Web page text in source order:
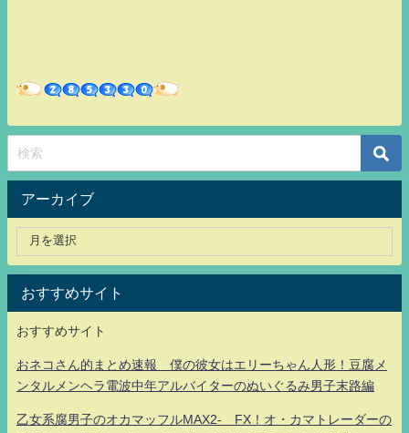
アーカイブ
おすすめサイト
おすすめサイト
おネコさん的まとめ速報 僕の彼女はエリーちゃん人形！豆腐メ
ンタルメンヘラ電波中年アルバイターのぬいぐるみ男子末路編
乙女系腐男子のオカマッフルMAX2- FX！オ・カマトレーダーの